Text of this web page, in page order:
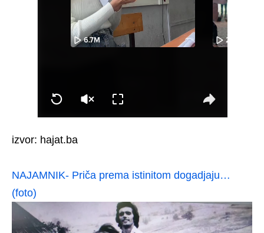
izvor: hajat.ba
NAJAMNIK- Priča prema istinitom dogadjaju…
(foto)